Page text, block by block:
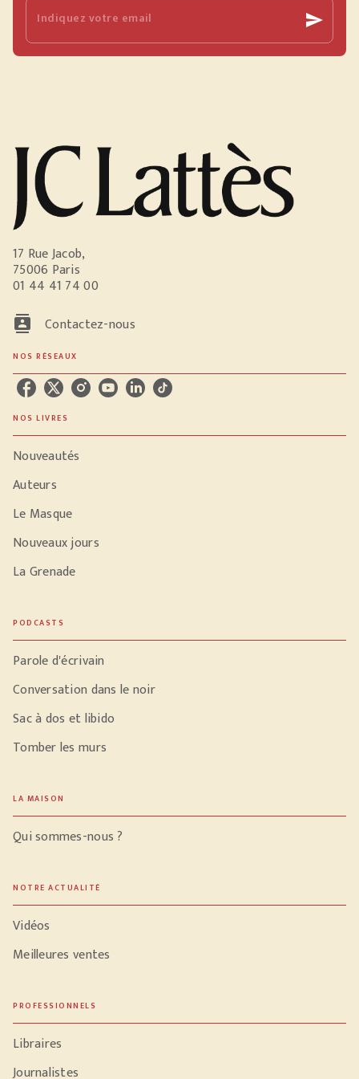
Indiquez votre email send
17 Rue Jacob,
75006 Paris
01 44 41 74 00
contacts Contactez-nous
NOS RÉSEAUX
NOS LIVRES
Nouveautés
Auteurs
Le Masque
Nouveaux jours
La Grenade
PODCASTS
Parole d'écrivain
Conversation dans le noir
Sac à dos et libido
Tomber les murs
LA MAISON
Qui sommes-nous ?
NOTRE ACTUALITÉ
Vidéos
Meilleures ventes
PROFESSIONNELS
Libraires
Journalistes